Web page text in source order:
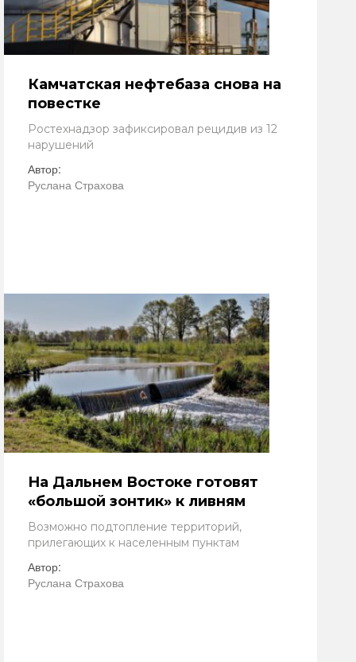
Камчатская нефтебаза снова на
повестке
Ростехнадзор зафиксировал рецидив из 12
нарушений
Автор:
Руслана Страхова
На Дальнем Востоке готовят
«большой зонтик» к ливням
Возможно подтопление территорий,
прилегающих к населенным пунктам
Автор:
Руслана Страхова